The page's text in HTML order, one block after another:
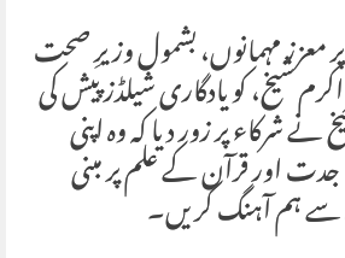
مہمانوں، بشمول وزیرِ صحت
شیخ، کو یادگاری شیلڈز پیش کی
شرکاء پر زور دیا کہ وہ اپنی
اور قرآن کے علم پر مبنی
ہم آہنگ کریں۔